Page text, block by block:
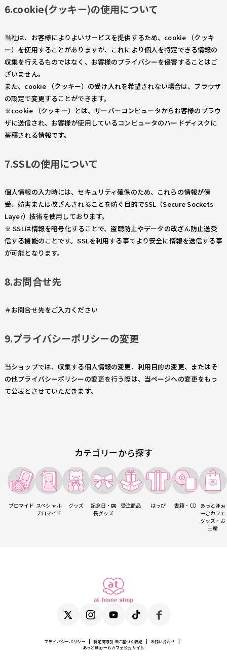
6.cookie(クッキー)の使用について
当社は、お客様によりよいサービスを提供するため、cookie （クッキ
ー）を使用することがありますが、これにより個人を特定できる情報の
収集を行えるものではなく、お客様のプライバシーを侵害することはご
ざいません。
また、cookie （クッキー）の受け入れを希望されない場合は、ブラウザ
の設定で変更することができます。
※cookie （クッキー）とは、サーバーコンピュータからお客様のブラウ
ザに送信され、お客様が使用しているコンピュータのハードディスクに
蓄積される情報です。
7.SSLの使用について
個人情報の入力時には、セキュリティ確保のため、これらの情報が傍
受、妨害または改ざんされることを防ぐ目的でSSL（Secure Sockets
Layer）技術を使用しております。
※ SSLは情報を暗号化することで、盗聴防止やデータの改ざん防止送受
信する機能のことです。SSLを利用する事でより安全に情報を送信する事
が可能となります。
8.お問合せ先
＃お問合せ先をご入力ください
9.プライバシーポリシーの変更
当ショップでは、収集する個人情報の変更、利用目的の変更、またはそ
の他プライバシーポリシーの変更を行う際は、当ページへの変更をもっ
て公表とさせていただきます。
カテゴリーから探す
ブロマイド スペシャル
ブロマイド
グッズ
記念日・店
長グッズ
受注商品 はっぴ 書籍・CD あっとほぉ
ーむカフェ
グッズ・お
土産
プライバシーポリシー 特定商取引法に基づく表記 お問い合わせ
あっとほぉーむカフェ公式サイト